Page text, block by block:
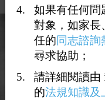
如果有任何問
對象，如家長
任的同志諮詢
尋求協助；
請詳細閱讀由
的法規知識及